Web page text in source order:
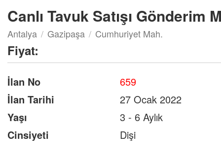
Canlı Tavuk Satışı Gönderim
Antalya Gazipaşa Cumhuriyet Mah.
Fiyat:
İlan No
659
İlan Tarihi
27 Ocak 2022
Yaşı
3 - 6 Aylık
Cinsiyeti
Dişi